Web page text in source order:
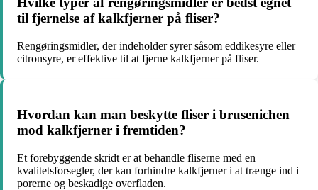
til fjernelse af kalkfjerner på fliser?
Rengøringsmidler, der indeholder syrer såsom eddikesyre eller
citronsyre, er effektive til at fjerne kalkfjerner på fliser.
Hvordan kan man beskytte fliser i brusenichen
mod kalkfjerner i fremtiden?
Et forebyggende skridt er at behandle fliserne med en
kvalitetsforsegler, der kan forhindre kalkfjerner i at trænge ind i
porerne og beskadige overfladen.